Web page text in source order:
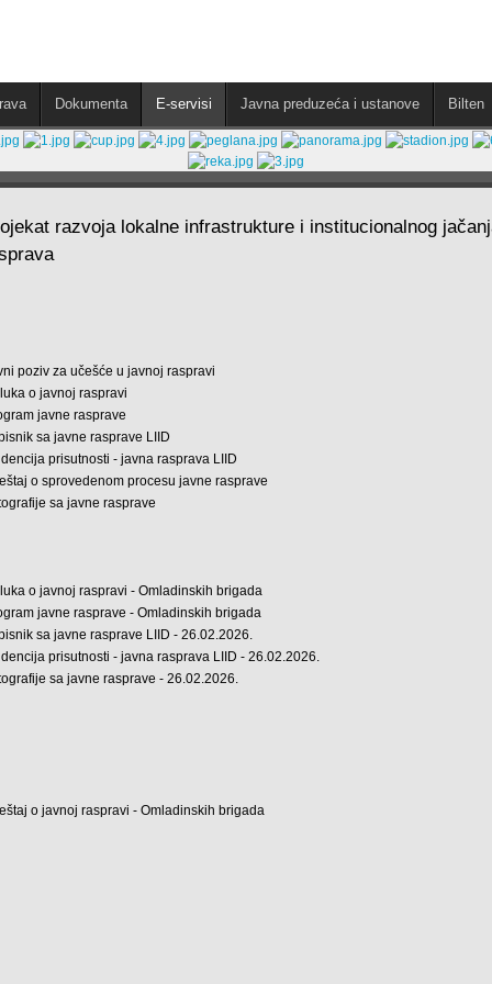
Dokumenta E-servisi Javna preduzeća i ustanove Bilten
razvoja lokalne infrastrukture i institucionalnog
poziv za učešće u javnoj raspravi
o javnoj raspravi
javne rasprave
sa javne rasprave LIID
prisutnosti - javna rasprava LIID
o sprovedenom procesu javne rasprave
sa javne rasprave
o javnoj raspravi - Omladinskih brigada
javne rasprave - Omladinskih brigada
sa javne rasprave LIID - 26.02.2026.
prisutnosti - javna rasprava LIID - 26.02.2026.
sa javne rasprave - 26.02.2026.
o javnoj raspravi - Omladinskih brigada